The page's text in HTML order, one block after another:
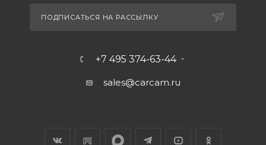
ПОДПИСАТЬСЯ НА РАССЫЛКУ
+7 495 374-63-44
sales@carcam.ru